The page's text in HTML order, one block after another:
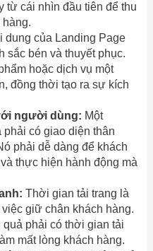
từ cái nhìn đầu tiên để thu
hàng.
dung của Landing Page
sắc bén và thuyết phục.
hoặc dịch vụ một
đồng thời tạo ra sự kích
người dùng: Một
phải có giao diện thân
phải dễ dàng để khách
thực hiện hành động mà
Thời gian tải trang là
giữ chân khách hàng.
phải có thời gian tải
mất lòng khách hàng.